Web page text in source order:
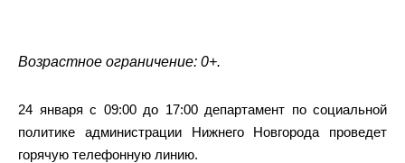
Возрастное ограничение: 0+.
24 января с 09:00 до 17:00 департамент по социальной
политике администрации Нижнего Новгорода проведет
горячую телефонную линию.